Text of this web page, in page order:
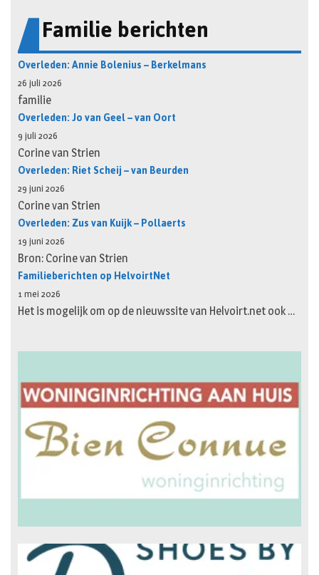
Familie berichten
Overleden: Annie Bolenius – Berkelmans
26 juli 2026
familie
Overleden: Jo van Geel – van Oort
9 juli 2026
Corine van Strien
Overleden: Riet Scheij – van Beurden
29 juni 2026
Corine van Strien
Overleden: Zus van Kuijk – Pollaerts
19 juni 2026
Bron: Corine van Strien
Familieberichten op HelvoirtNet
1 mei 2026
Het is mogelijk om op de nieuwssite van Helvoirt.net ook …